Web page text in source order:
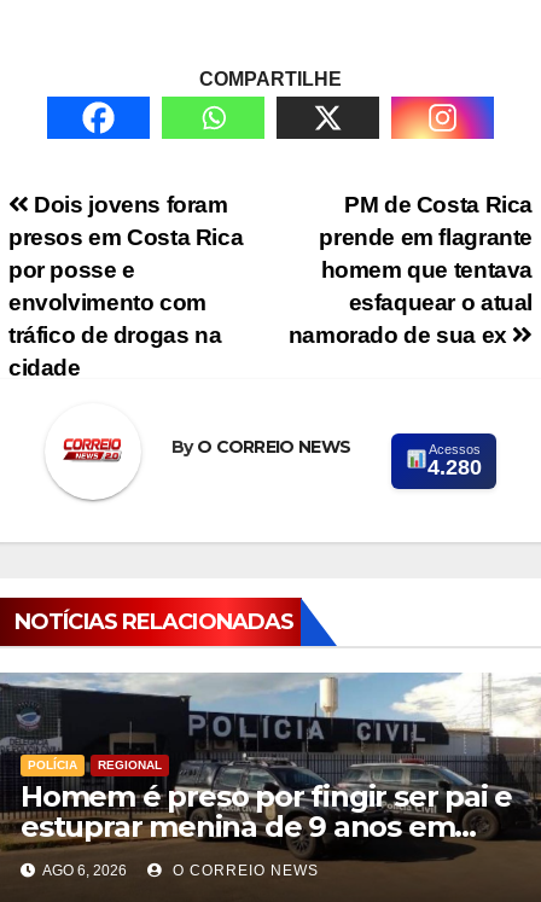
COMPARTILHE
Navegação de PostPM de Costa Rica
prende em flagrante
homem que tentava
esfaquear o atual
namorado de sua ex
Dois jovens foram
presos em Costa Rica
por posse e
envolvimento com
tráfico de drogas na
cidade
ByO CORREIO NEWS Acessos
4.280
NOTÍCIAS RELACIONADAS
POLÍCIA REGIONAL
Homem é preso por fingir ser pai e
estuprar menina de 9 anos em
Aparecida do Taboado
AGO 6, 2026 O CORREIO NEWS